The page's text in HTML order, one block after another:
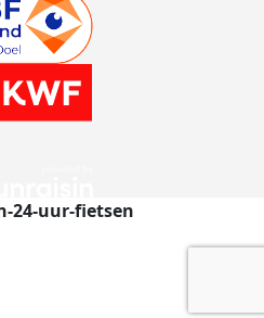
24-uur-fietsen